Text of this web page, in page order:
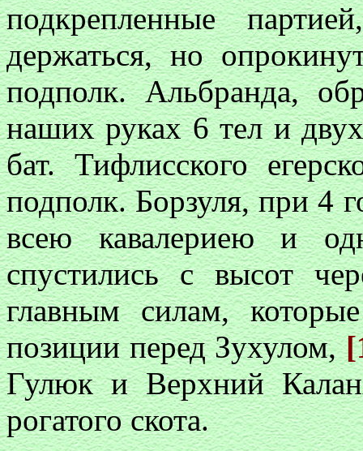
подкрепленные
держаться, но
подполк. Альбранда,
наших руках 6 тел и
бат. Тифлисского
подполк. Борзуля, при 4
всею кавалериею и
спустились с высот
главным силам,
позиции перед Зухулом,
Гулюк и Верхний
рогатого скота.